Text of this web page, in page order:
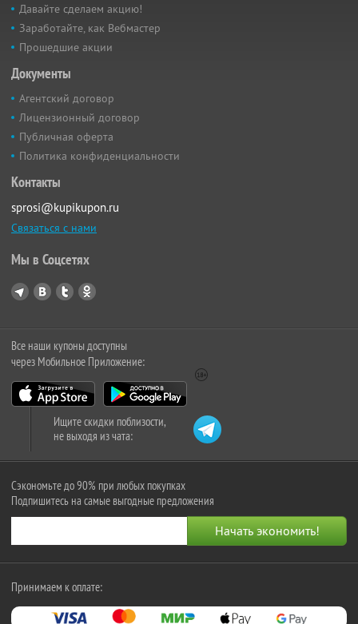
Давайте сделаем акцию!
Заработайте, как Вебмастер
Прошедшие акции
Документы
Агентский договор
Лицензионный договор
Публичная оферта
Политика конфиденциальности
Контакты
sprosi@kupikupon.ru
Связаться с нами
Мы в Соцсетях
Все наши купоны доступны
через Мобильное Приложение:
Ищите скидки поблизости,
не выходя из чата:
Сэкономьте до 90% при любых покупках
Подпишитесь на самые выгодные предложения
Принимаем к оплате: